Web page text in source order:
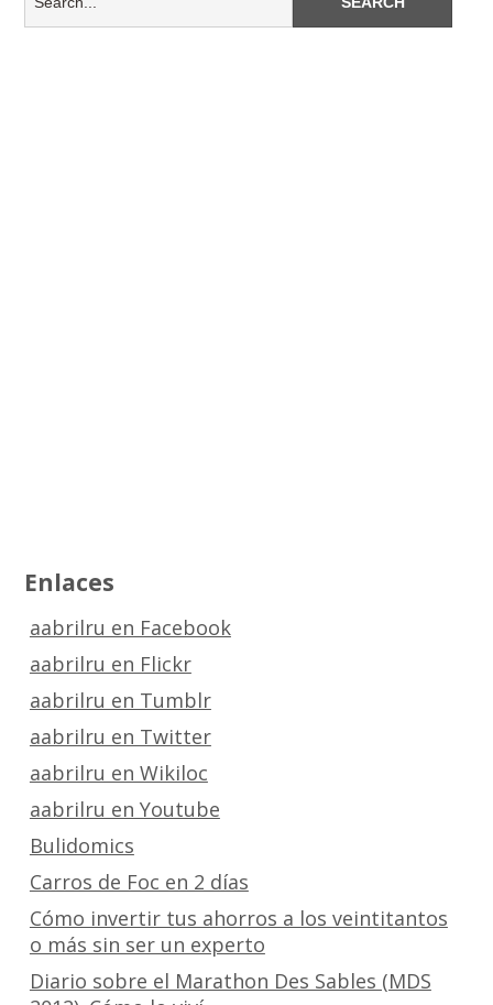
Enlaces
aabrilru en Facebook
aabrilru en Flickr
aabrilru en Tumblr
aabrilru en Twitter
aabrilru en Wikiloc
aabrilru en Youtube
Bulidomics
Carros de Foc en 2 días
Cómo invertir tus ahorros a los veintitantos
o más sin ser un experto
Diario sobre el Marathon Des Sables (MDS